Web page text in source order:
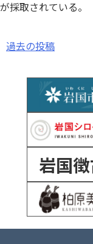
が採取されている。
投
ン
過去の投稿
岩国